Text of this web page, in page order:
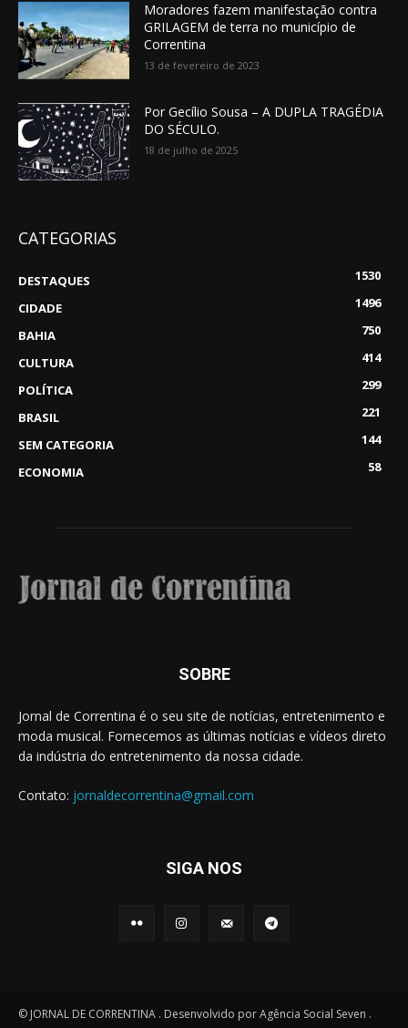
Moradores fazem manifestação contra
GRILAGEM de terra no município de
Correntina
13 de fevereiro de 2023
Por Gecílio Sousa – A DUPLA TRAGÉDIA
DO SÉCULO.
18 de julho de 2025
CATEGORIAS
DESTAQUES
1530
CIDADE
1496
BAHIA
750
CULTURA
414
POLÍTICA
299
BRASIL
221
SEM CATEGORIA
144
ECONOMIA
58
SOBRE
Jornal de Correntina é o seu site de notícias, entretenimento e
moda musical. Fornecemos as últimas notícias e vídeos direto
da indústria do entretenimento da nossa cidade.
Contato: jornaldecorrentina@gmail.com
SIGA NOS
© JORNAL DE CORRENTINA . Desenvolvido por Agência Social Seven .